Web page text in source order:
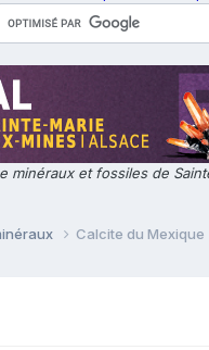
minéraux et fossiles de
Calcite du Mexique